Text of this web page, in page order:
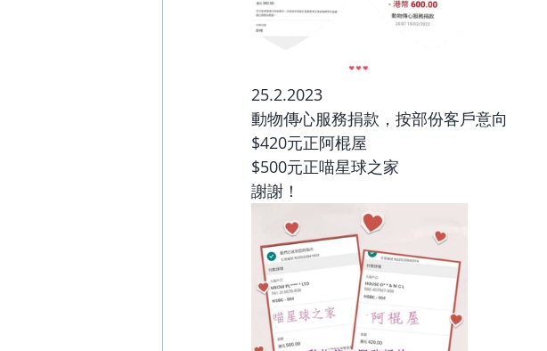
25.2.2023
動物傳心服務捐款，按部份客戶意向
$420元正阿棍屋
$500元正喵星球之家
謝謝！